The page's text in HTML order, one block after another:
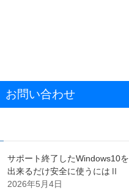
お問い合わせ
サポート終了したWindows10を
出来るだけ安全に使うにはⅡ
2026年5月4日